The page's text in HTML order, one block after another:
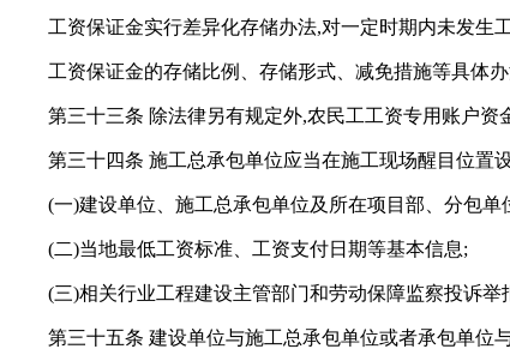
工资保证金实行差异化存储办法,对一定时期内未发生
工资保证金的存储比例、存储形式、减免措施等具体
第三十三条 除法律另有规定外,农民工工资专用账户
第三十四条 施工总承包单位应当在施工现场醒目位置
(一)建设单位、施工总承包单位及所在项目部、分包
(二)当地最低工资标准、工资支付日期等基本信息;
(三)相关行业工程建设主管部门和劳动保障监察投诉
第三十五条 建设单位与施工总承包单位或者承包单位